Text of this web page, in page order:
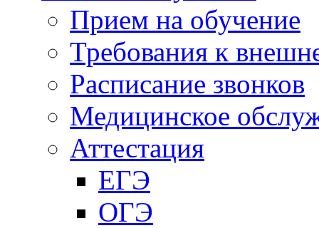
Прием на обучение
Требования к
Расписание звонков
Медицинское
Аттестация
ЕГЭ
ОГЭ